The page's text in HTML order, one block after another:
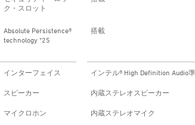
ク・スロット
Absolute Persistence®
technology *25
搭載
インターフェイス インテル® High Definition Audio
スピーカー 内蔵ステレオスピーカー
マイクロホン 内蔵ステレオマイク